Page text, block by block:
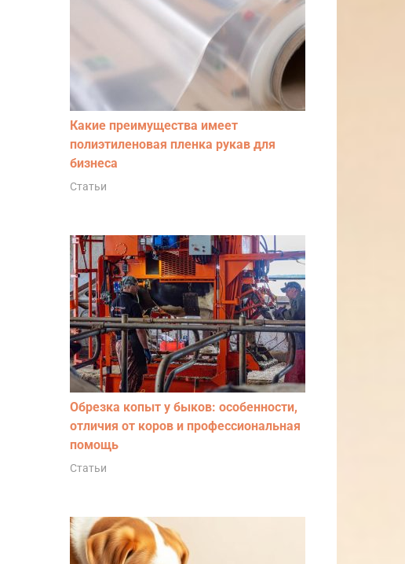
Какие преимущества имеет
полиэтиленовая пленка рукав для
бизнеса
Статьи
Обрезка копыт у быков: особенности,
отличия от коров и профессиональная
помощь
Статьи